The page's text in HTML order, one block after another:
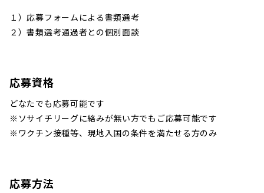
１）応募フォームによる書類選考
２）書類選考通過者との個別面談
応募資格
どなたでも応募可能です
※ソサイチリーグに絡みが無い方でもご応募可能です
※ワクチン接種等、現地入国の条件を満たせる方のみ
応募方法